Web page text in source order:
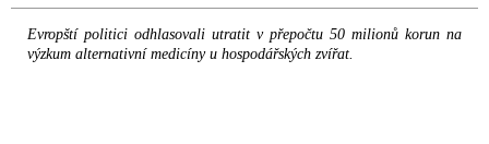
Evropští politici odhlasovali utratit v přepočtu 50 milionů korun na
výzkum alternativní medicíny u hospodářských zvířat.